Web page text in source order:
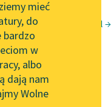
PMH
Wolnych Lektur
mieć
do
bardzo
w
albo
dają nam
Wolne
Pozytywny góral →
Gęś”